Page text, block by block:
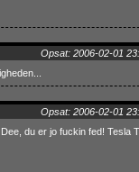
Opsat: 2006-02-01
Opsat: 2006-02-01
du er jo fuckin fed! Tesla